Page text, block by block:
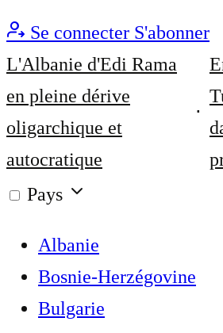
Se connecter S'abonner
L'Albanie d'Edi Rama
en pleine dérive
oligarchique et
autocratique
Pays
Albanie
Bosnie-Herzégovine
Bulgarie